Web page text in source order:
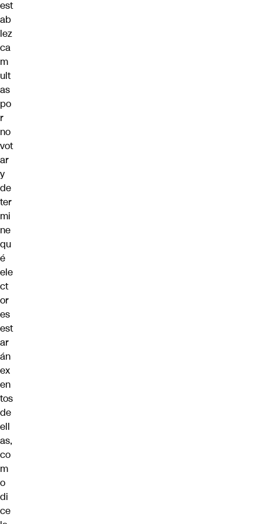
est
ab
lez
ca
m
ult
as
po
r
no
vot
ar
y
de
ter
mi
ne
qu
é
ele
ct
or
es
est
ar
án
ex
en
tos
de
ell
as,
co
m
o
di
ce